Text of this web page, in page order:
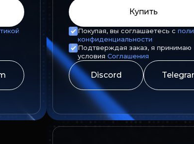
Купить
Покупая, вы соглашаетесь с
конфиденциальности
Подтверждая заказ, я принимаю
условия Соглашения
Discord